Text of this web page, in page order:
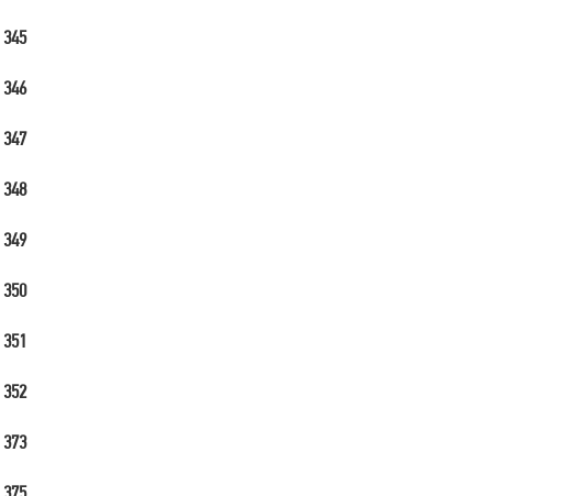
345
346
347
348
349
350
351
352
373